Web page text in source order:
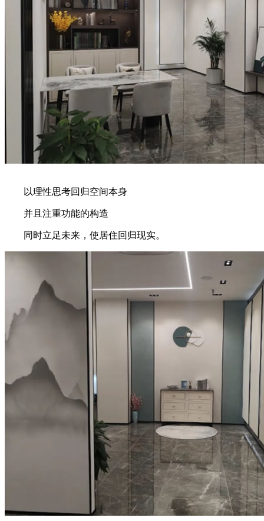
以理性思考回归空间本身
并且注重功能的构造
同时立足未来，使居住回归现实。